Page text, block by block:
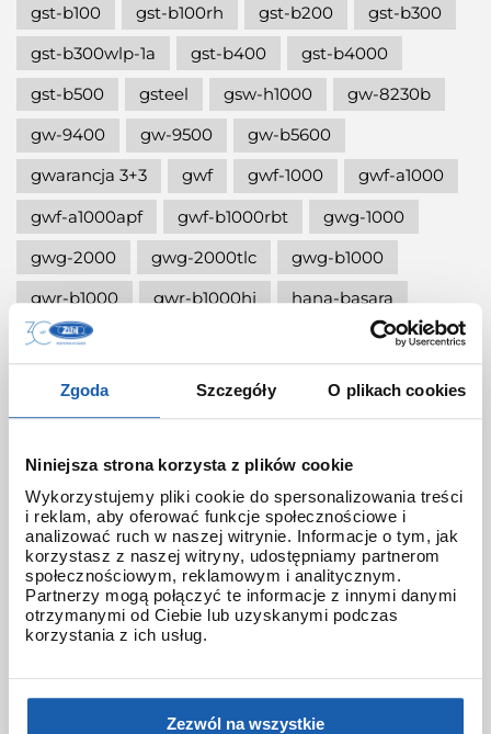
Zgoda Szczegóły O plikach cookies
Niniejsza strona korzysta z plików cookie
Wykorzystujemy pliki cookie do spersonalizowania treści
i reklam, aby oferować funkcje społecznościowe i
analizować ruch w naszej witrynie. Informacje o tym, jak
korzystasz z naszej witryny, udostępniamy partnerom
społecznościowym, reklamowym i analitycznym.
Partnerzy mogą połączyć te informacje z innymi danymi
otrzymanymi od Ciebie lub uzyskanymi podczas
korzystania z ich usług.
Zezwól na wszystkie
gst-b100
gst-b100rh gst-b200
gst-b300
gst-b300wlp-1a
gst-b400
gst-b4000
gst-b500
gsteel gsw-h1000
gw-8230b
gw-9400
gw-9500
gw-b5600
gwarancja 3+3
gwf gwf-1000
gwf-a1000
gwf-a1000apf
gwf-b1000rbt
gwg-1000
gwg-2000
gwg-2000tlc
gwg-b1000
gwr-b1000
gwr-b1000hj
hana-basara
hidden talents
ignite red
illuminator g-shock
iluminator g-shock
iluminator w zegarku
instrukcja
jak czyścić g-shocka
jak skrócić bransoletę w g-shock?
jak ustawić zegarek g-shock ga-2100?
jak włączyć podświetlenie w zegarku
jak wymienić baterię gshock?
jaki g-shock wybrać
jaki zegarek damski kupić